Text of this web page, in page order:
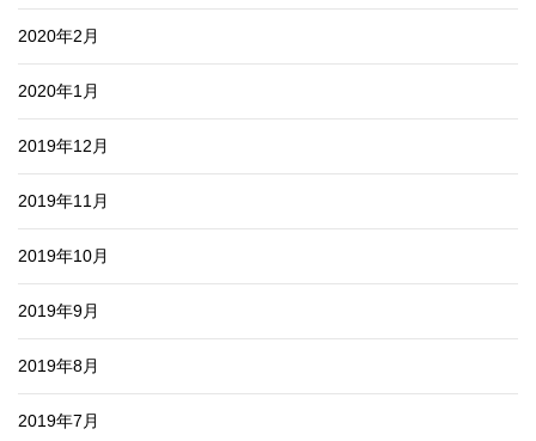
2020年2月
2020年1月
2019年12月
2019年11月
2019年10月
2019年9月
2019年8月
2019年7月